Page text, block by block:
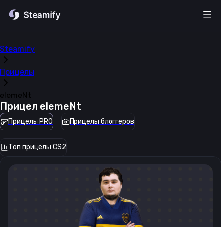
Steamify
Прицелы
elemeNt
Прицел elemeNt
Прицелы PRO Прицелы блоггеров
Топ прицелы CS2